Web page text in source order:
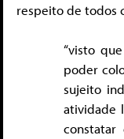
respeito de todos
“visto
poder
sujeito
atividade